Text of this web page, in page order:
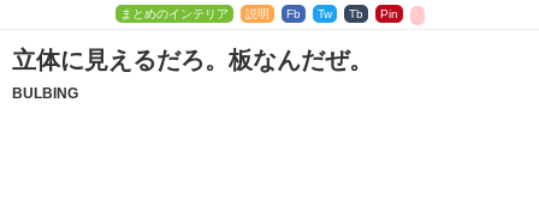
まとめのインテリア 説明 Fb Tw Tb Pin
立体に見えるだろ。板なんだぜ。
BULBING